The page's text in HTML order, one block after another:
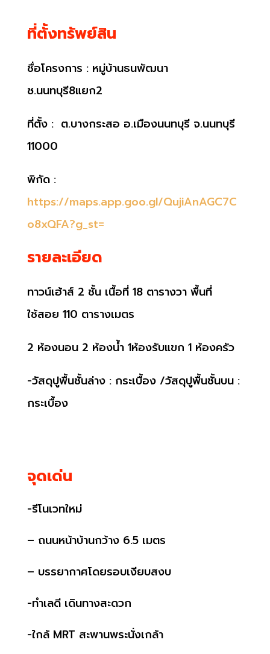
ที่ตั้งทรัพย์สิน
ชื่อโครงการ : หมู่บ้านธนพัฒนา
ซ.นนทบุรี8แยก2
ที่ตั้ง : ต.บางกระสอ อ.เมืองนนทบุรี จ.นนทบุรี
11000
พิกัด :
https://maps.app.goo.gl/QujiAnAGC7C
o8xQFA?g_st=
รายละเอียด
ทาวน์เฮ้าส์ 2 ชั้น เนื้อที่ 18 ตารางวา พื้นที่
ใช้สอย 110 ตารางเมตร
2 ห้องนอน 2 ห้องน้ำ 1ห้องรับแขก 1 ห้องครัว
-วัสดุปูพื้นชั้นล่าง : กระเบื้อง /วัสดุปูพื้นชั้นบน :
กระเบื้อง
จุดเด่น
-รีโนเวทใหม่
– ถนนหน้าบ้านกว้าง 6.5 เมตร
– บรรยากาศโดยรอบเงียบสงบ
-ทำเลดี เดินทางสะดวก
-ใกล้ MRT สะพานพระนั่งเกล้า